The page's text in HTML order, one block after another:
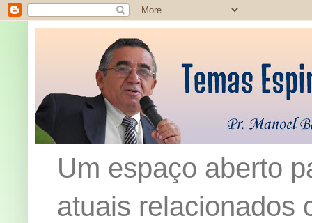
Um espaço aberto
atuais relacionados